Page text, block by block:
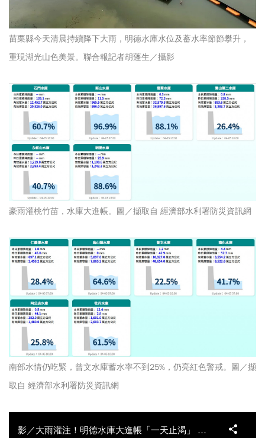
苗栗縣今天清晨持續降下大雨，明德水庫水位及蓄水率節節攀升，
重現湖光山色美景。聯合報記者胡蓬生／攝影
豪雨灌桃竹苗，水庫大進帳。圖／擷取自 經濟部水利署防災資訊網
南部水情仍吃緊，曾文水庫蓄水率不到25%，仍亮紅色警戒。圖／擷
取自 經濟部水利署防災資訊網